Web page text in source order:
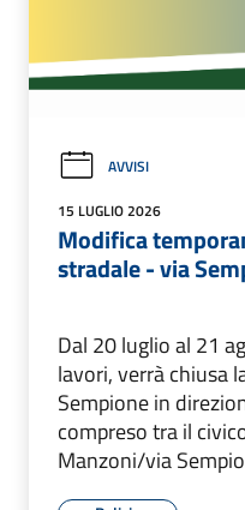
AVVISI
15 LUGLIO 2026
Modifica
stradale - via
Dal 20 luglio al 21
lavori, verrà chiusa
Sempione in
compreso tra il
Manzoni/via